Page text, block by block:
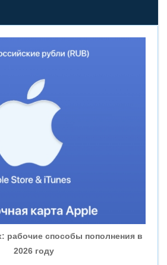
рабочие способы пополнения в
2026 году